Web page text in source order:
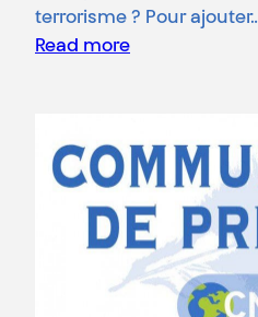
terrorisme ? Pour
Read more